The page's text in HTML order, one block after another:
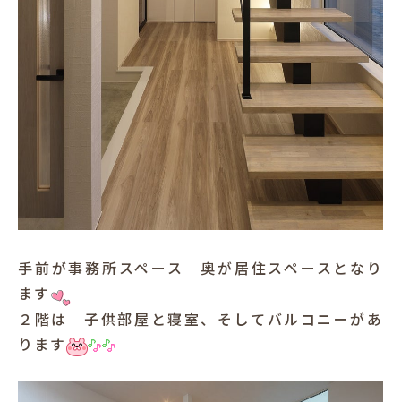
手前が事務所スペース 奥が居住スペースとなり
ます
２階は 子供部屋と寝室、そしてバルコニーがあ
ります